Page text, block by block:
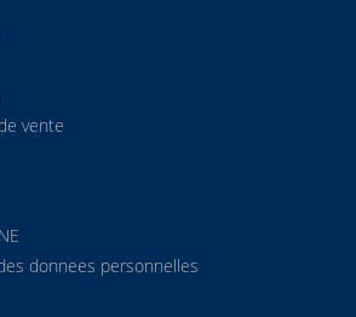
vente
donnees personnelles